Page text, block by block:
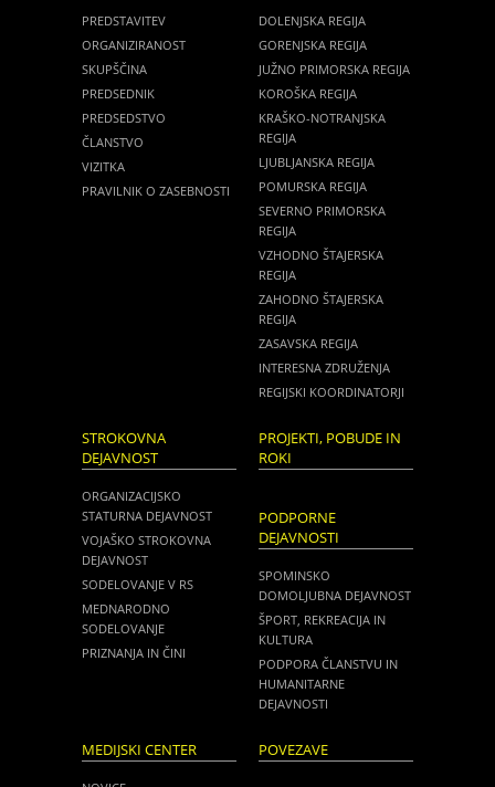
PREDSTAVITEV
ORGANIZIRANOST
SKUPŠČINA
PREDSEDNIK
PREDSEDSTVO
ČLANSTVO
VIZITKA
PRAVILNIK O ZASEBNOSTI
DOLENJSKA REGIJA
GORENJSKA REGIJA
JUŽNO PRIMORSKA REGIJA
KOROŠKA REGIJA
KRAŠKO-NOTRANJSKA
REGIJA
LJUBLJANSKA REGIJA
POMURSKA REGIJA
SEVERNO PRIMORSKA
REGIJA
VZHODNO ŠTAJERSKA
REGIJA
ZAHODNO ŠTAJERSKA
REGIJA
ZASAVSKA REGIJA
INTERESNA ZDRUŽENJA
REGIJSKI KOORDINATORJI
STROKOVNA
DEJAVNOST
ORGANIZACIJSKO
STATURNA DEJAVNOST
VOJAŠKO STROKOVNA
DEJAVNOST
SODELOVANJE V RS
MEDNARODNO
SODELOVANJE
PRIZNANJA IN ČINI
PROJEKTI, POBUDE IN
ROKI
PODPORNE
DEJAVNOSTI
SPOMINSKO
DOMOLJUBNA DEJAVNOST
ŠPORT, REKREACIJA IN
KULTURA
PODPORA ČLANSTVU IN
HUMANITARNE
DEJAVNOSTI
MEDIJSKI CENTER POVEZAVE